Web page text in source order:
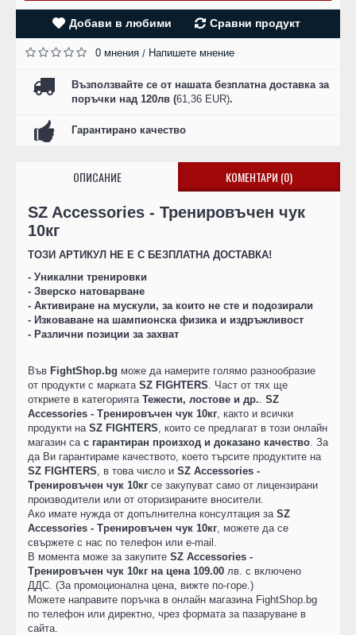
Добави в любими Сравни продукт
0 мнения / Напишете мнение
Възползвайте се от нашата безплатна доставка за
поръчки над 120лв (61,36 EUR).
Гарантирано качество
ОПИСАНИЕ КОМЕНТАРИ (0)
SZ Accessories - Тренировъчен чук
10кг
ТОЗИ АРТИКУЛ НЕ Е С БЕЗПЛАТНА ДОСТАВКА!
- Уникални тренировки
- Зверско натоварване
- Активиране на мускули, за които не сте и подозирали
- Изковаване на шампионска физика и издръжливост
- Различни позиции за захват
Във FightShop.bg може да намерите голямо разнообразие
от продукти с марката SZ FIGHTERS. Част от тях ще
откриете в категорията Тежести, лостове и др.. SZ
Accessories - Тренировъчен чук 10кг, както и всички
продукти на SZ FIGHTERS, които се предлагат в този онлайн
магазин са с гарантиран произход и доказано качество. За
да Ви гарантираме качеството, което търсите продуктите на
SZ FIGHTERS, в това число и SZ Accessories -
Тренировъчен чук 10кг се закупуват само от лицензирани
производители или от оторизираните вносители.
Ако имате нужда от допълнителна консултация за SZ
Accessories - Тренировъчен чук 10кг, можете да се
свържете с нас по телефон или e-mail.
В момента може за закупите SZ Accessories -
Тренировъчен чук 10кг на цена 109.00 лв. с включено
ДДС. (За промоционална цена, вижте по-горе.)
Можете направите поръчка в онлайн магазина FightShop.bg
по телефон или директно, чрез формата за пазаруване в
сайта.